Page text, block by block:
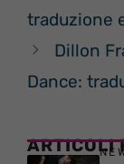
traduzione
Dillon
Dance:
ARTICOLI